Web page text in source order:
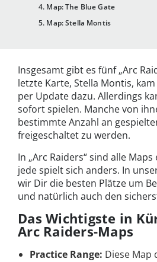
4. Map: The Blue Gate
5. Map: Stella Montis
Insgesamt gibt es fünf „Arc
letzte Karte, Stella Montis,
per Update dazu. Allerdings
sofort spielen. Manche von
bestimmte Anzahl an
freigeschaltet zu werden.
In „Arc Raiders“ sind alle
jede spielt sich anders. In
wir Dir die besten Plätze um
und natürlich auch den
Das Wichtigste in
Arc Raiders-Maps
Practice Range: Diese Map